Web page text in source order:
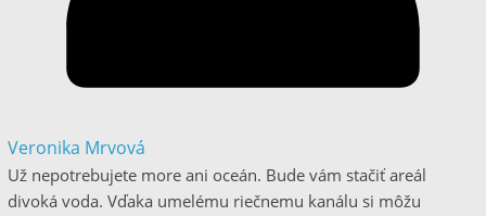
Veronika Mrvová
Už nepotrebujete more ani oceán. Bude vám stačiť areál
divoká voda. Vďaka umelému riečnemu kanálu si môžu